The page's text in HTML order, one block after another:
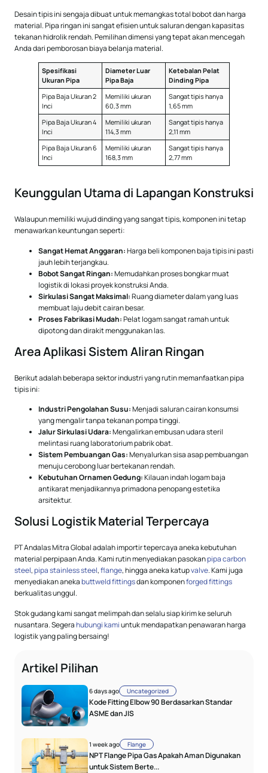
Desain tipis ini sengaja dibuat untuk memangkas total bobot dan harga
material. Pipa ringan ini sangat efisien untuk saluran dengan kapasitas
tekanan hidrolik rendah. Pemilihan dimensi yang tepat akan mencegah
Anda dari pemborosan biaya belanja material.
Spesifikasi
Ukuran Pipa
Diameter Luar
Pipa Baja
Ketebalan Pelat
Dinding Pipa
Pipa Baja Ukuran 2
Inci
Memiliki ukuran
60,3 mm
Sangat tipis hanya
1,65 mm
Pipa Baja Ukuran 4
Inci
Memiliki ukuran
114,3 mm
Sangat tipis hanya
2,11 mm
Pipa Baja Ukuran 6
Inci
Memiliki ukuran
168,3 mm
Sangat tipis hanya
2,77 mm
Keunggulan Utama di Lapangan Konstruksi
Walaupun memiliki wujud dinding yang sangat tipis, komponen ini tetap
menawarkan keuntungan seperti:
Sangat Hemat Anggaran:Harga beli komponen baja tipis ini pasti
jauh lebih terjangkau.
Bobot Sangat Ringan:Memudahkan proses bongkar muat
logistik di lokasi proyek konstruksi Anda.
Sirkulasi Sangat Maksimal:Ruang diameter dalam yang luas
membuat laju debit cairan besar.
Proses Fabrikasi Mudah:Pelat logam sangat ramah untuk
dipotong dan dirakit menggunakan las.
Area Aplikasi Sistem Aliran Ringan
Berikut adalah beberapa sektor industri yang rutin memanfaatkan pipa
tipis ini:
Industri Pengolahan Susu:Menjadi saluran cairan konsumsi
yang mengalir tanpa tekanan pompa tinggi.
Jalur Sirkulasi Udara:Mengalirkan embusan udara steril
melintasi ruang laboratorium pabrik obat.
Sistem Pembuangan Gas:Menyalurkan sisa asap pembuangan
menuju cerobong luar bertekanan rendah.
Kebutuhan Ornamen Gedung:Kilauan indah logam baja
antikarat menjadikannya primadona penopang estetika
arsitektur.
Solusi Logistik Material Terpercaya
PT Andalas Mitra Global adalah importir tepercaya aneka kebutuhan
material perpipaan Anda. Kami rutin menyediakan pasokanpipa carbon
steel,pipa stainless steel,flange, hingga aneka katupvalve. Kami juga
menyediakan anekabuttweld fittingsdan komponenforged fittings
berkualitas unggul.
Stok gudang kami sangat melimpah dan selalu siap kirim ke seluruh
nusantara. Segerahubungi kamiuntuk mendapatkan penawaran harga
logistik yang paling bersaing!
Artikel Pilihan
6 days ago Uncategorized
Kode Fitting Elbow 90 Berdasarkan Standar
ASME dan JIS
1 week ago Flange
NPT Flange Pipa Gas Apakah Aman Digunakan
untuk Sistem Berte...